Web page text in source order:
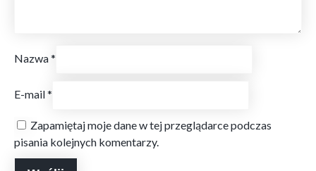
Nazwa*
E-mail*
Zapamiętaj moje dane w tej przeglądarce podczas
pisania kolejnych komentarzy.